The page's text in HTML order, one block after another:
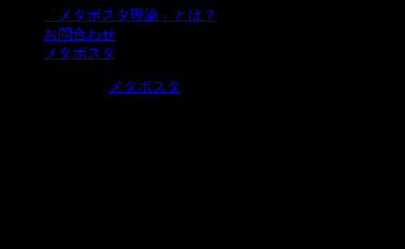
「メタボスタ理論」とは？
お問合わせ
メタボスタ
メタボスタ